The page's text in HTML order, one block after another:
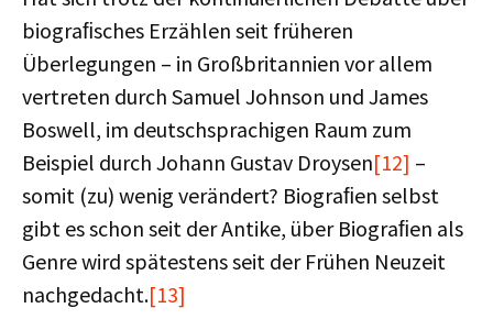
biograﬁsches Erzählen seit früheren
Überlegungen – in Großbritannien vor allem
vertreten durch Samuel Johnson und James
Boswell, im deutschsprachigen Raum zum
Beispiel durch Johann Gustav Droysen[12] –
somit (zu) wenig verändert? Biograﬁen selbst
gibt es schon seit der Antike, über Biograﬁen als
Genre wird spätestens seit der Frühen Neuzeit
nachgedacht.[13]